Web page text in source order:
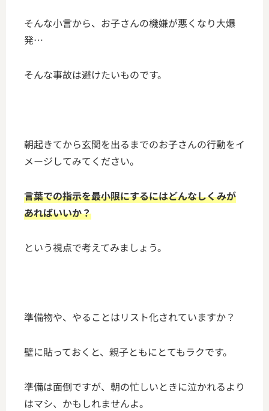
そんな小言から、お子さんの機嫌が悪くなり大爆
発…
そんな事故は避けたいものです。
朝起きてから玄関を出るまでのお子さんの行動をイ
メージしてみてください。
言葉での指示を最小限にするにはどんなしくみが
あればいいか？
という視点で考えてみましょう。
準備物や、やることはリスト化されていますか？
壁に貼っておくと、親子ともにとてもラクです。
準備は面倒ですが、朝の忙しいときに泣かれるより
はマシ、かもしれませんよ。